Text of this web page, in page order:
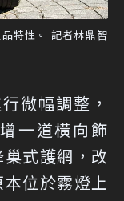
特性。 記者林鼎智
微幅調整，
一道橫向飾
式護網，改
位於霧燈上